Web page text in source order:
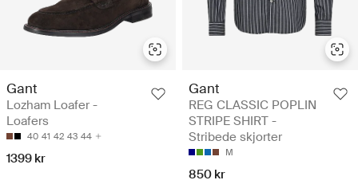
Gant
Lozham Loafer -
Loafers
40 41 42 43 44
1399 kr
Gant
REG CLASSIC POPLIN
STRIPE SHIRT -
Stribede skjorter
M
850 kr